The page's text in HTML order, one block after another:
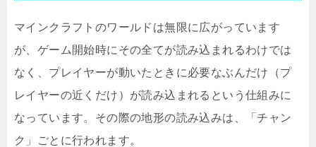
マインクラフトのワールドは無限に広がっています
が、ゲーム開始時にその全てが読み込まれるわけでは
なく、プレイヤーが動いたときに必要なぶんだけ（プ
レイヤーの近くだけ）が読み込まれるという仕組みに
なっています。その際の地形の読み込みは、「チャン
ク」ごとに行われます。